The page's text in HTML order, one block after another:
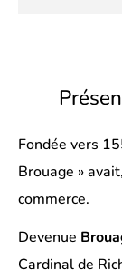
Fondée vers
Brouage »
commerce.
Devenue
Cardinal de